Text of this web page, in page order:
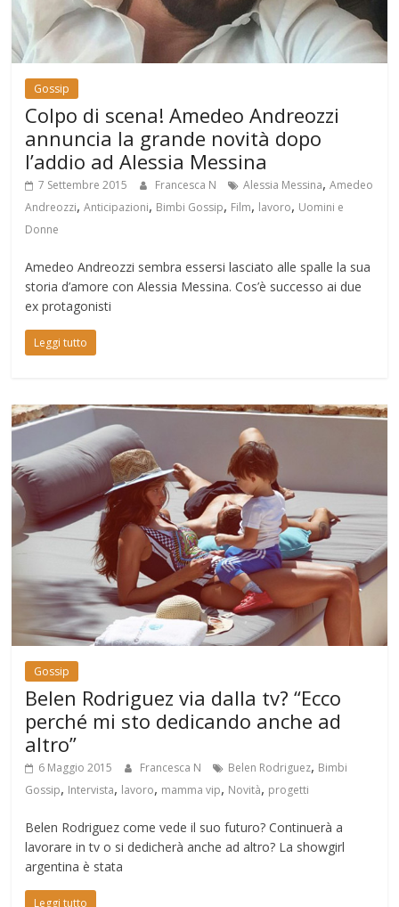
Gossip
Colpo di scena! Amedeo Andreozzi
annuncia la grande novità dopo
l’addio ad Alessia Messina
7 Settembre 2015 Francesca N Alessia Messina,Amedeo
Andreozzi,Anticipazioni, Bimbi Gossip, Film, lavoro, Uomini e
Donne
Amedeo Andreozzi sembra essersi lasciato alle spalle la sua
storia d’amore con Alessia Messina. Cos’è successo ai due
ex protagonisti
Leggi tutto
Gossip
Belen Rodriguez via dalla tv? “Ecco
perché mi sto dedicando anche ad
altro”
6 Maggio 2015 Francesca N Belen Rodriguez, Bimbi
Gossip, Intervista, lavoro, mamma vip, Novità, progetti
Belen Rodriguez come vede il suo futuro? Continuerà a
lavorare in tv o si dedicherà anche ad altro? La showgirl
argentina è stata
Leggi tutto